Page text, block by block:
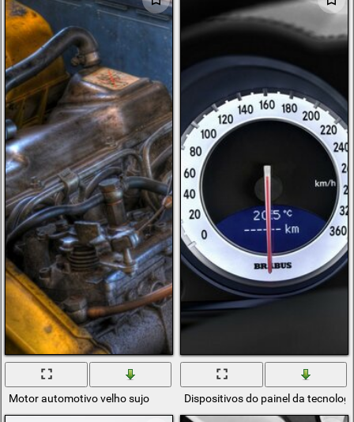
Motor automotivo velho sujo Dispositivos do painel da